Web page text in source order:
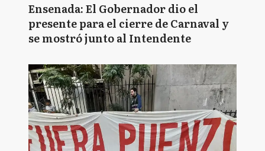
Ensenada: El Gobernador dio el
presente para el cierre de Carnaval y
se mostró junto al Intendente